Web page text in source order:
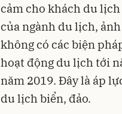
cảm cho khách du
của ngành du lịch,
không có các biện
hoạt động du lịch tới
năm 2019. Đây là áp
du lịch biển, đảo.